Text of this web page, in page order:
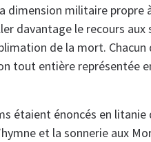
dimension militaire propre
davantage le recours aux
de la mort.
tout entière représentée
étaient énoncés en
et la sonnerie aux